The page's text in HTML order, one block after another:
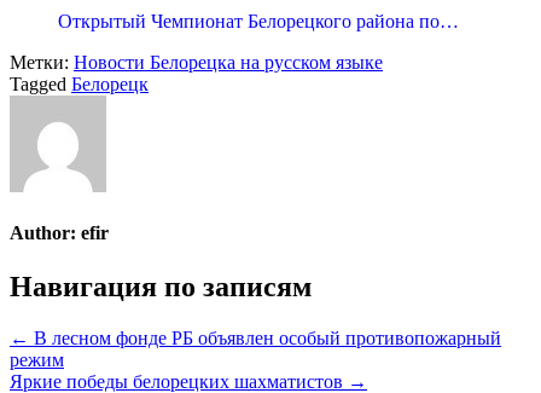
Открытый Чемпионат Белорецкого района по…
Метки: Новости Белорецка на русском языке
Tagged Белорецк
Author: efir
Навигация по записям
← В лесном фонде РБ объявлен особый противопожарный
режим
Яркие победы белорецких шахматистов →